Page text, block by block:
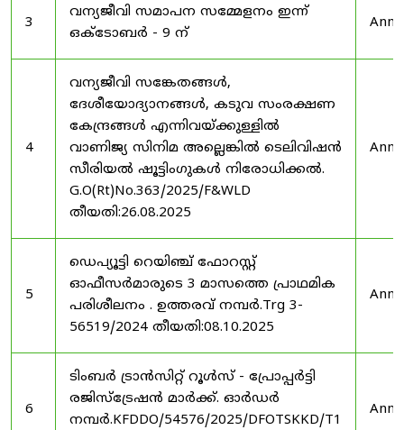
3
വന്യജീവി സമാപന സമ്മേളനം ഇന്ന്
ഒക്ടോബർ - 9 ന്
4
വന്യജീവി സങ്കേതങ്ങൾ,
ദേശീയോദ്യാനങ്ങൾ, കടുവ സംരക്ഷണ
കേന്ദ്രങ്ങൾ എന്നിവയ്ക്കുള്ളിൽ
വാണിജ്യ സിനിമ അല്ലെങ്കിൽ ടെലിവിഷൻ
സീരിയൽ ഷൂട്ടിംഗുകൾ നിരോധിക്കൽ.
G.O(Rt)No.363/2025/F&WLD
തീയതി:26.08.2025
5
ഡെപ്യൂട്ടി റെയിഞ്ച് ഫോറസ്റ്റ്
ഓഫീസർമാരുടെ 3 മാസത്തെ പ്രാഥമിക
പരിശീലനം . ഉത്തരവ് നമ്പർ.Trg 3-
56519/2024 തീയതി:08.10.2025
6
ടിംബർ ട്രാൻസിറ്റ് റൂൾസ് - പ്രോപ്പർട്ടി
രജിസ്ട്രേഷൻ മാർക്ക്. ഓർഡർ
നമ്പർ.KFDDO/54576/2025/DFOTSKKD/T1